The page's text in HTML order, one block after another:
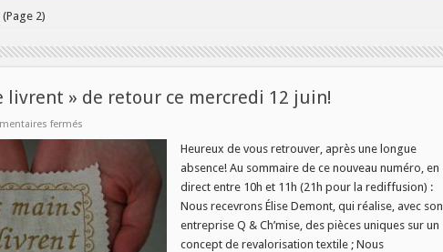
(Page 2)
livrent » de retour ce mercredi 12 juin!
ferméssur
livrent »
de
retour
ce
mercredi
12
juin!
Heureux de vous retrouver, après une longue
absence! Au sommaire de ce nouveau numéro, en
direct entre 10h et 11h (21h pour la rediffusion) :
Nous recevrons Élise Demont, qui réalise, avec son
entreprise Q & Ch’mise, des pièces uniques sur un
concept de revalorisation textile ; Nous